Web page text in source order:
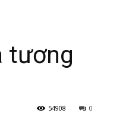
tương
0
54908